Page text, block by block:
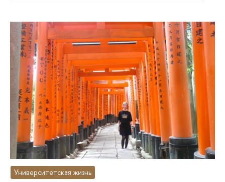
Университетская жизнь